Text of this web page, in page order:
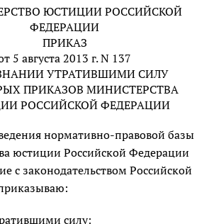
ЮСТИЦИИ РОССИЙСКОЙ
ФЕДЕРАЦИИ
ПРИКАЗ
5 августа 2013 г. N 137
УТРАТИВШИМИ СИЛУ
ПРИКАЗОВ МИНИСТЕРСТВА
РОССИЙСКОЙ ФЕДЕРАЦИИ
нормативно-правовой базы
юстиции Российской Федерации
с законодательством Российской
силу: